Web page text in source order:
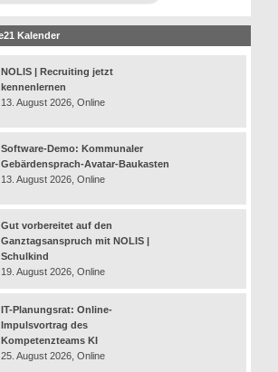
Kalender
NOLIS | Recruiting jetzt
kennenlernen
13. August 2026, Online
Software-Demo: Kommunaler
Gebärdensprach-Avatar-Baukasten
13. August 2026, Online
Gut vorbereitet auf den
Ganztagsanspruch mit NOLIS |
Schulkind
19. August 2026, Online
IT-Planungsrat: Online-
Impulsvortrag des
Kompetenzteams KI
25. August 2026, Online